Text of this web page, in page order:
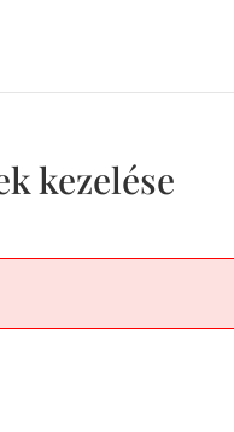
kezelése